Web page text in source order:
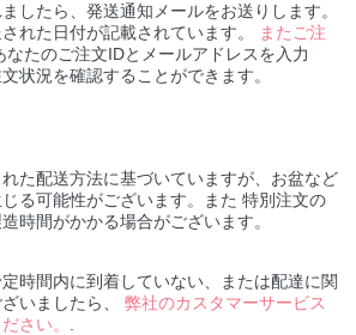
したら、発送通知メールをお送りします。
れた日付が記載されています。 またご注
なたのご注文IDとメールアドレスを入力
状況を確認することができます。
た配送方法に基づいていますが、お盆など
る可能性がございます。また 特別注文の
時間がかかる場合がございます。
時間内に到着していない、または配達に関
ざいましたら、弊社のカスタマーサービス
さい。